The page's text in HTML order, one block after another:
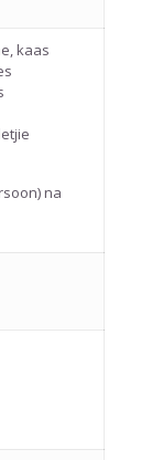
kaas
na